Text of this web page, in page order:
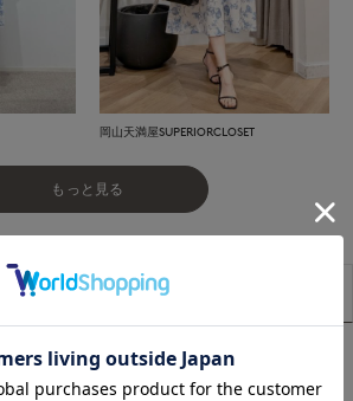
岡山天満屋SUPERIORCLOSET
もっと見る
サイズ詳細
のフラワーが映える、トワルドジュイ風